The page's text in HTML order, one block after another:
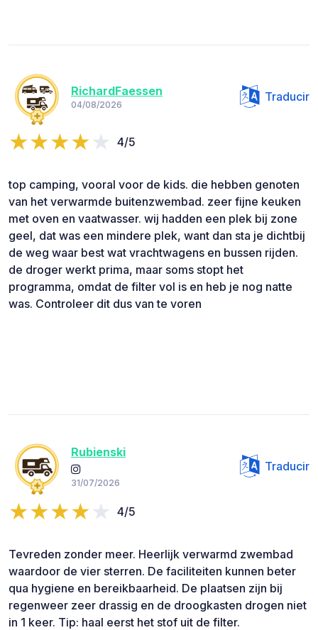
RichardFaessen
04/08/2026
Traducir
4/5
top camping, vooral voor de kids. die hebben genoten
van het verwarmde buitenzwembad. zeer fijne keuken
met oven en vaatwasser. wij hadden een plek bij zone
geel, dat was een mindere plek, want dan sta je dichtbij
de weg waar best wat vrachtwagens en bussen rijden.
de droger werkt prima, maar soms stopt het
programma, omdat de filter vol is en heb je nog natte
was. Controleer dit dus van te voren
Rubienski
31/07/2026
Traducir
4/5
Tevreden zonder meer. Heerlijk verwarmd zwembad
waardoor de vier sterren. De faciliteiten kunnen beter
qua hygiene en bereikbaarheid. De plaatsen zijn bij
regenweer zeer drassig en de droogkasten drogen niet
in 1 keer. Tip: haal eerst het stof uit de filter.